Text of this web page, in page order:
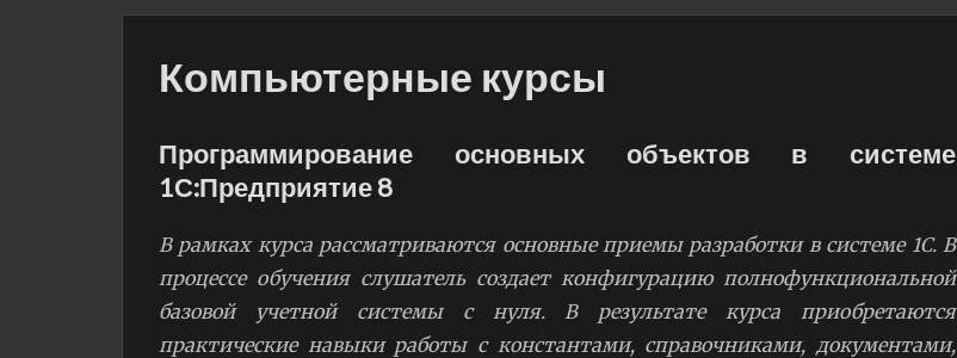
Компьютерные курсы
Программирование основных объектов в системе
1С:Предприятие 8
В рамках курса рассматриваются основные приемы разработки в системе 1С. В
процессе обучения слушатель создает конфигурацию полнофункциональной
базовой учетной системы с нуля. В результате курса приобретаются
практические навыки работы с константами, справочниками, документами,